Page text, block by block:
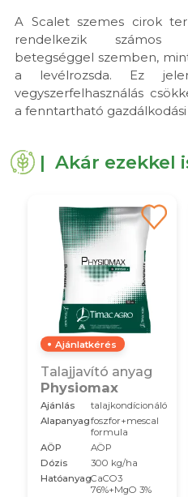
A Scalet szemes cirok
rendelkezik számos
betegséggel szemben,
a levélrozsda. Ez
vegyszerfelhasználás
a fenntartható
| Akár ezekkel
Ajánlatkérés
Talajjavító anyag
Physiomax
Ajánlás
talajkondícionáló
Alapanyagfoszfor+mescal
formula
AÖP
AÖP
Dózis
300 kg/ha
HatóanyagCaCO3
76%+MgO 3%